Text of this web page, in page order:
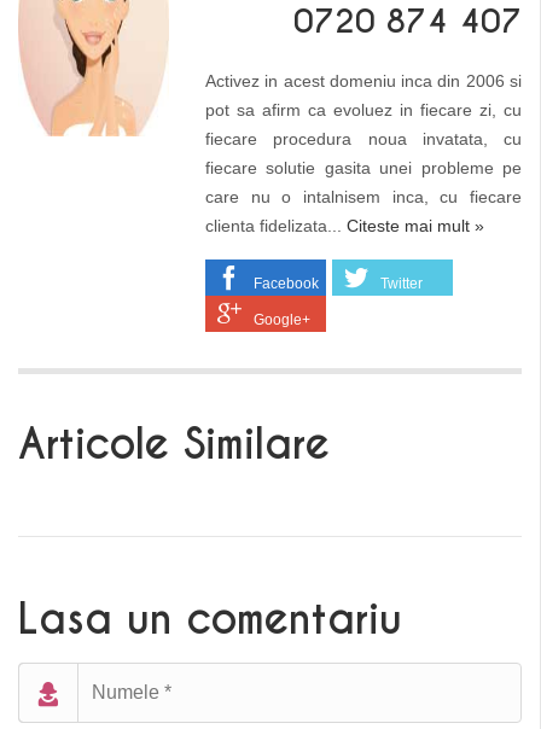
0720 874 407
Activez in acest domeniu inca din 2006 si
pot sa afirm ca evoluez in fiecare zi, cu
fiecare procedura noua invatata, cu
fiecare solutie gasita unei probleme pe
care nu o intalnisem inca, cu fiecare
clienta fidelizata... Citeste mai mult »
Facebook Twitter
Google+
Articole Similare
Lasa un comentariu